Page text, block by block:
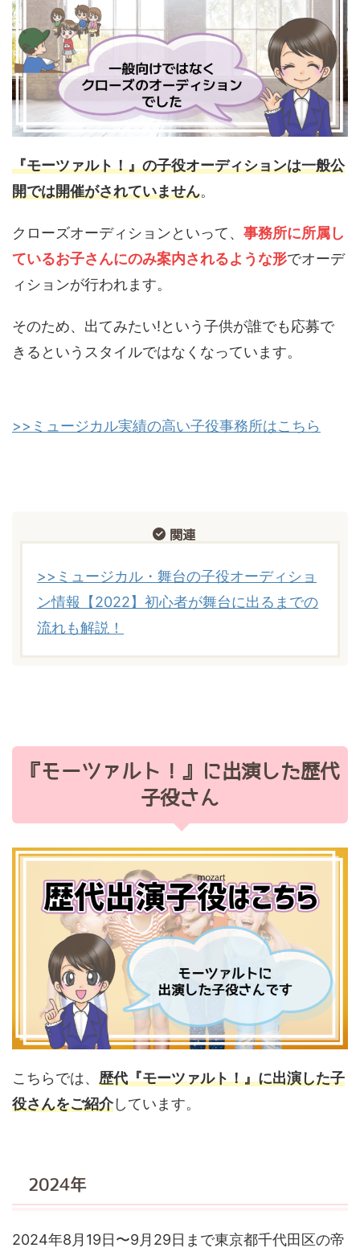
『モーツァルト！』の子役オーディションは一般公
開では開催がされていません。
クローズオーディションといって、 事務所に所属し
ているお子さんにのみ案内されるような形でオーデ
ィションが行われます。
そのため、出てみたい!という子供が誰でも応募で
きるというスタイルではなくなっています。
>>ミュージカル実績の高い子役事務所はこちら
関連
>>ミュージカル・舞台の子役オーディショ
ン情報【2022】初心者が舞台に出るまでの
流れも解説！
『モーツァルト！』に出演した歴代
子役さん
こちらでは、 歴代『モーツァルト！』に出演した子
役さんをご紹介しています。
2024年
2024年8月19日〜9月29日まで東京都千代田区の帝